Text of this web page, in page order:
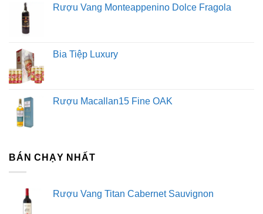
Rượu Vang Monteappenino Dolce Fragola
Bia Tiệp Luxury
Rượu Macallan15 Fine OAK
BÁN CHẠY NHẤT
Rượu Vang Titan Cabernet Sauvignon